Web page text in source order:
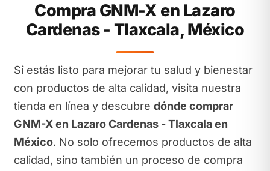
Compra GNM-X en Lazaro
Cardenas - Tlaxcala, México
Si estás listo para mejorar tu salud y bienestar
con productos de alta calidad, visita nuestra
tienda en línea y descubre dónde comprar
GNM-X en Lazaro Cardenas - Tlaxcala en
México. No solo ofrecemos productos de alta
calidad, sino también un proceso de compra